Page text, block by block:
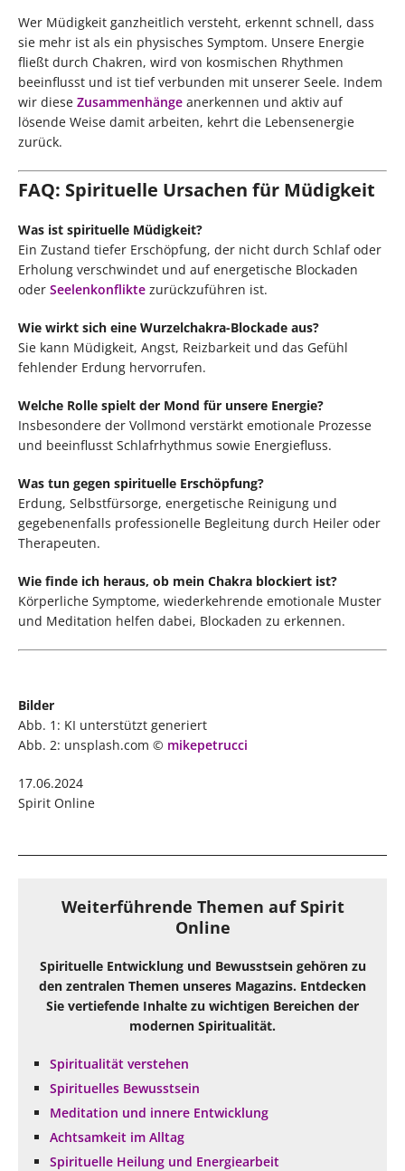
Wer Müdigkeit ganzheitlich versteht, erkennt schnell, dass
sie mehr ist als ein physisches Symptom. Unsere Energie
fließt durch Chakren, wird von kosmischen Rhythmen
beeinflusst und ist tief verbunden mit unserer Seele. Indem
wir diese Zusammenhänge anerkennen und aktiv auf
lösende Weise damit arbeiten, kehrt die Lebensenergie
zurück.
FAQ: Spirituelle Ursachen für Müdigkeit
Was ist spirituelle Müdigkeit?
Ein Zustand tiefer Erschöpfung, der nicht durch Schlaf oder
Erholung verschwindet und auf energetische Blockaden
oder Seelenkonflikte zurückzuführen ist.
Wie wirkt sich eine Wurzelchakra-Blockade aus?
Sie kann Müdigkeit, Angst, Reizbarkeit und das Gefühl
fehlender Erdung hervorrufen.
Welche Rolle spielt der Mond für unsere Energie?
Insbesondere der Vollmond verstärkt emotionale Prozesse
und beeinflusst Schlafrhythmus sowie Energiefluss.
Was tun gegen spirituelle Erschöpfung?
Erdung, Selbstfürsorge, energetische Reinigung und
gegebenenfalls professionelle Begleitung durch Heiler oder
Therapeuten.
Wie finde ich heraus, ob mein Chakra blockiert ist?
Körperliche Symptome, wiederkehrende emotionale Muster
und Meditation helfen dabei, Blockaden zu erkennen.
Bilder
Abb. 1: KI unterstützt generiert
Abb. 2: unsplash.com © mikepetrucci
17.06.2024
Spirit Online
Weiterführende Themen auf Spirit
Online
Spirituelle Entwicklung und Bewusstsein gehören zu
den zentralen Themen unseres Magazins. Entdecken
Sie vertiefende Inhalte zu wichtigen Bereichen der
modernen Spiritualität.
Spiritualität verstehen
Spirituelles Bewusstsein
Meditation und innere Entwicklung
Achtsamkeit im Alltag
Spirituelle Heilung und Energiearbeit